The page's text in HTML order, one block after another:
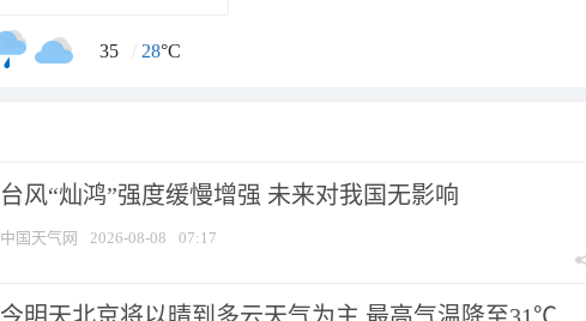
35 / 28°C
台风“灿鸿”强度缓慢增强 未来对我国无影响
中国天气网 2026-08-08 07:17